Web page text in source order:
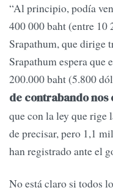
“Al principio, podía
400 000 baht (entre 10
Srapathum, que dirige
Srapathum espera que
200.000 baht (5.800
de contrabando nos
que con la ley que rige
de precisar, pero 1,1
han registrado ante el
No está claro si todos